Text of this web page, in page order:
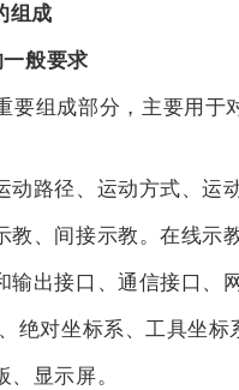
组成
般要求
组成部分，主要用于
径、运动方式、运动
间接示教。在线示教
接口、通信接口、网
对坐标系、工具坐标
显示屏。